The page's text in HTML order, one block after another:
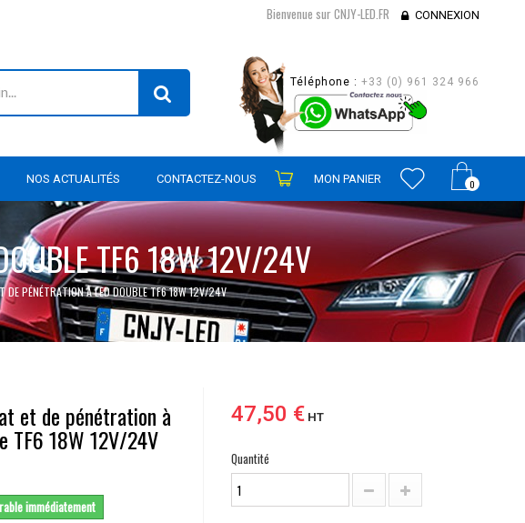
Bienvenue sur CNJY-LED.FR CONNEXION
Téléphone : +33 (0) 961 324 966
0
NOS ACTUALITÉS CONTACTEZ-NOUS MON PANIER
TF6 18W 12V/24V
DE PÉNÉTRATION À LED DOUBLE TF6 18W 12V/24V
et de pénétration à
TF6 18W 12V/24V
immédiatement
47,50 €HT
Quantité